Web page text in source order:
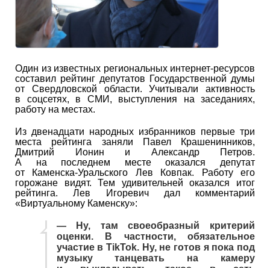
Один из известных региональных интернет-ресурсов
составил рейтинг депутатов Государственной думы
от Свердловской области. Учитывали активность
в соцсетях, в СМИ, выступления на заседаниях,
работу на местах.
Из двенадцати народных избранников первые три
места рейтинга заняли Павел Крашенинников,
Дмитрий Ионин и Александр Петров.
А на последнем месте оказался депутат
от Каменска-Уральского Лев Ковпак. Работу его
горожане видят. Тем удивительней оказался итог
рейтинга. Лев Игоревич дал комментарий
«Виртуальному Каменску»:
— Ну, там своеобразный критерий
оценки. В частности, обязательное
участие в TikTok. Ну, не готов я пока под
музыку танцевать на камеру